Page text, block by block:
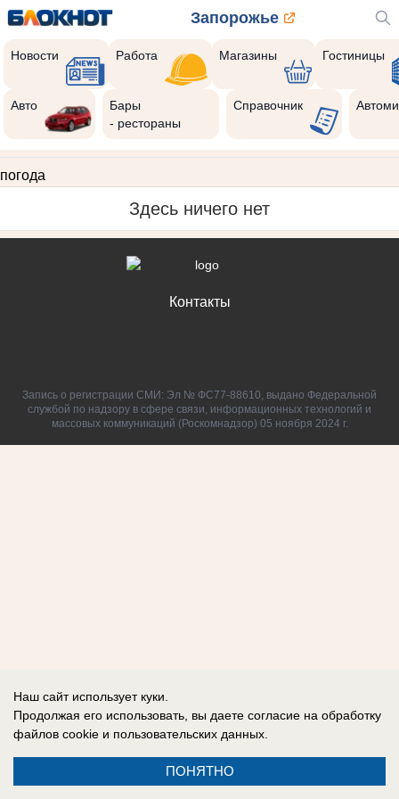
Запорожье
Новости Работа Магазины Гостиницы
Авто
Бары
- рестораны
Справочник
погода
Здесь ничего нет
Контакты
Запись о регистрации СМИ: Эл № ФС77-88610, выдано Федеральной
службой по надзору в сфере связи, информационных технологий и
массовых коммуникаций (Роскомнадзор) 05 ноября 2024 г.
Наш сайт использует куки.
Продолжая его использовать, вы даете согласие на обработку
файлов cookie и пользовательских данных.
ПОНЯТНО